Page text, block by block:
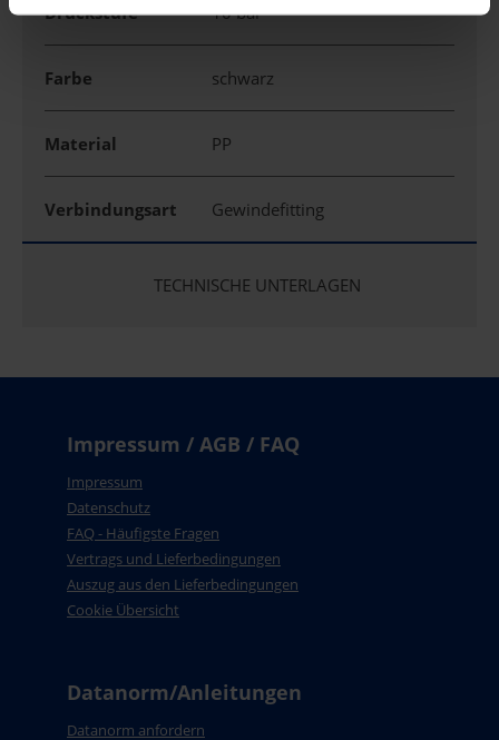
Druckstufe 10 bar
Farbe schwarz
Material PP
Verbindungsart Gewindefitting
TECHNISCHE UNTERLAGEN
Impressum / AGB / FAQ
Impressum
Datenschutz
FAQ - Häufigste Fragen
Vertrags und Lieferbedingungen
Auszug aus den Lieferbedingungen
Cookie Übersicht
Datanorm/Anleitungen
Datanorm anfordern